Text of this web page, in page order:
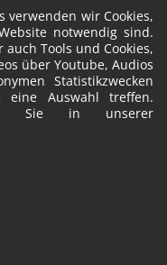
verwenden wir Cookies,
notwendig sind.
Tools und Cookies,
über Youtube, Audios
Statistikzwecken
eine Auswahl treffen.
Sie in unserer